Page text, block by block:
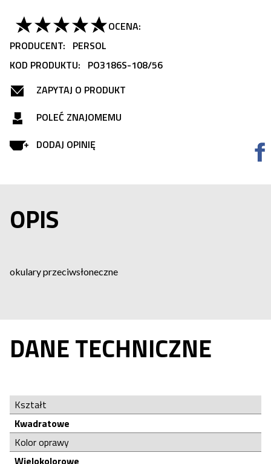
OCENA:
PRODUCENT: PERSOL
KOD PRODUKTU: PO3186S-108/56
ZAPYTAJ O PRODUKT
POLEĆ ZNAJOMEMU
DODAJ OPINIĘ
OPIS
okulary przeciwsłoneczne
DANE TECHNICZNE
Kształt
Kwadratowe
Kolor oprawy
Wielokolorowe